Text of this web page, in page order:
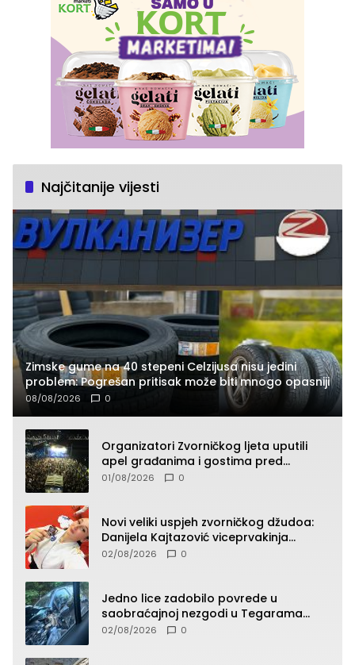
Najčitanije vijesti
Zimske gume na 40 stepeni Celzijusa nisu jedini
problem: Pogrešan pritisak može biti mnogo opasniji
08/08/2026 0
Organizatori Zvorničkog ljeta uputili
apel građanima i gostima pred
početak koncertnog programa
01/08/2026 0
Novi veliki uspjeh zvorničkog džudoa:
Danijela Kajtazović viceprvakinja
Balkana u seniorskoj konkurenciji
02/08/2026 0
Jedno lice zadobilo povrede u
saobraćajnoj nezgodi u Tegarama
(FOTO)
02/08/2026 0